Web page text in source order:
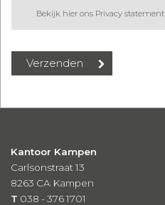
Bekijk hier ons Privacy statement
Kantoor Kampen
Carlsonstraat 13
8263 CA Kampen
T 038 - 376 1701